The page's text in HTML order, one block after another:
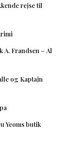
rejse til
A. Frandsen – Al
og Kaptajn
Yeoms butik